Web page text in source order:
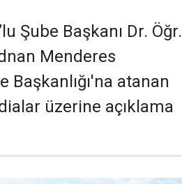
Şube Başkanı Dr. Öğr.
Menderes
Başkanlığı'na atanan
üzerine açıklama